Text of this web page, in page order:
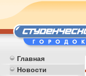
Главная
Новости